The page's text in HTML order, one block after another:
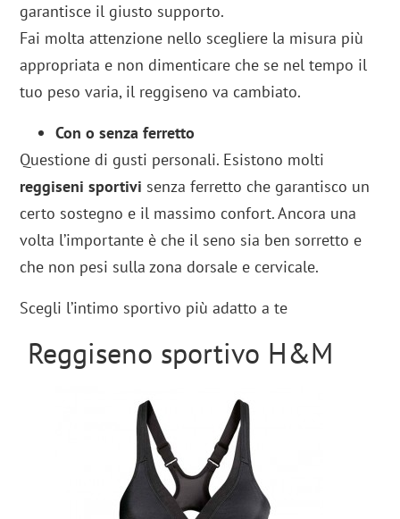
garantisce il giusto supporto.
Fai molta attenzione nello scegliere la misura più
appropriata e non dimenticare che se nel tempo il
tuo peso varia, il reggiseno va cambiato.
Con o senza ferretto
Questione di gusti personali. Esistono molti
reggiseni sportivi senza ferretto che garantisco un
certo sostegno e il massimo confort. Ancora una
volta l’importante è che il seno sia ben sorretto e
che non pesi sulla zona dorsale e cervicale.
Scegli l’intimo sportivo più adatto a te
Reggiseno sportivo H&M